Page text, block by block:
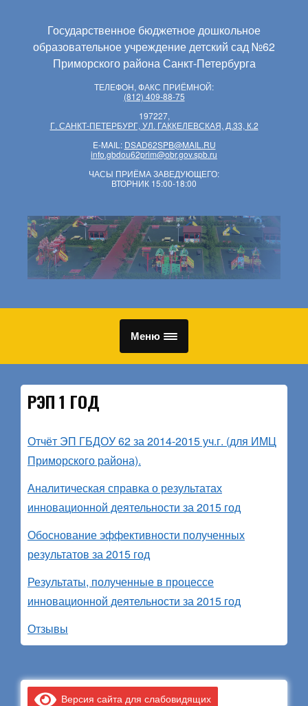
Государственное бюджетное дошкольное
образовательное учреждение детский сад №62
Приморского района Санкт-Петербурга
ТЕЛЕФОН, ФАКС ПРИЁМНОЙ:
(812) 409-88-75
197227,
Г. САНКТ-ПЕТЕРБУРГ, УЛ. ГАККЕЛЕВСКАЯ, Д.33, К.2
E-MAIL: DSAD62SPB@MAIL.RU
info.gbdou62prim@obr.gov.spb.ru
ЧАСЫ ПРИЁМА ЗАВЕДУЮЩЕГО:
ВТОРНИК 15:00-18:00
Меню
РЭП 1 ГОД
Отчёт ЭП ГБДОУ 62 за 2014-2015 уч.г. (для ИМЦ
Приморского района).
Аналитическая справка о результатах
инновационной деятельности за 2015 год
Обоснование эффективности полученных
результатов за 2015 год
Результаты, полученные в процессе
инновационной деятельности за 2015 год
Отзывы
Версия сайта для слабовидящих